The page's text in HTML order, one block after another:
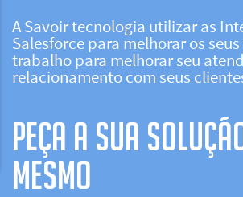
A Savoir tecnologia utilizar as
Salesforce para melhorar os
trabalho para melhorar seu
relacionamento com seus
PEÇA A SUA
MESMO